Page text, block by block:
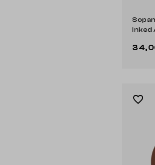
Inked
favorite_border